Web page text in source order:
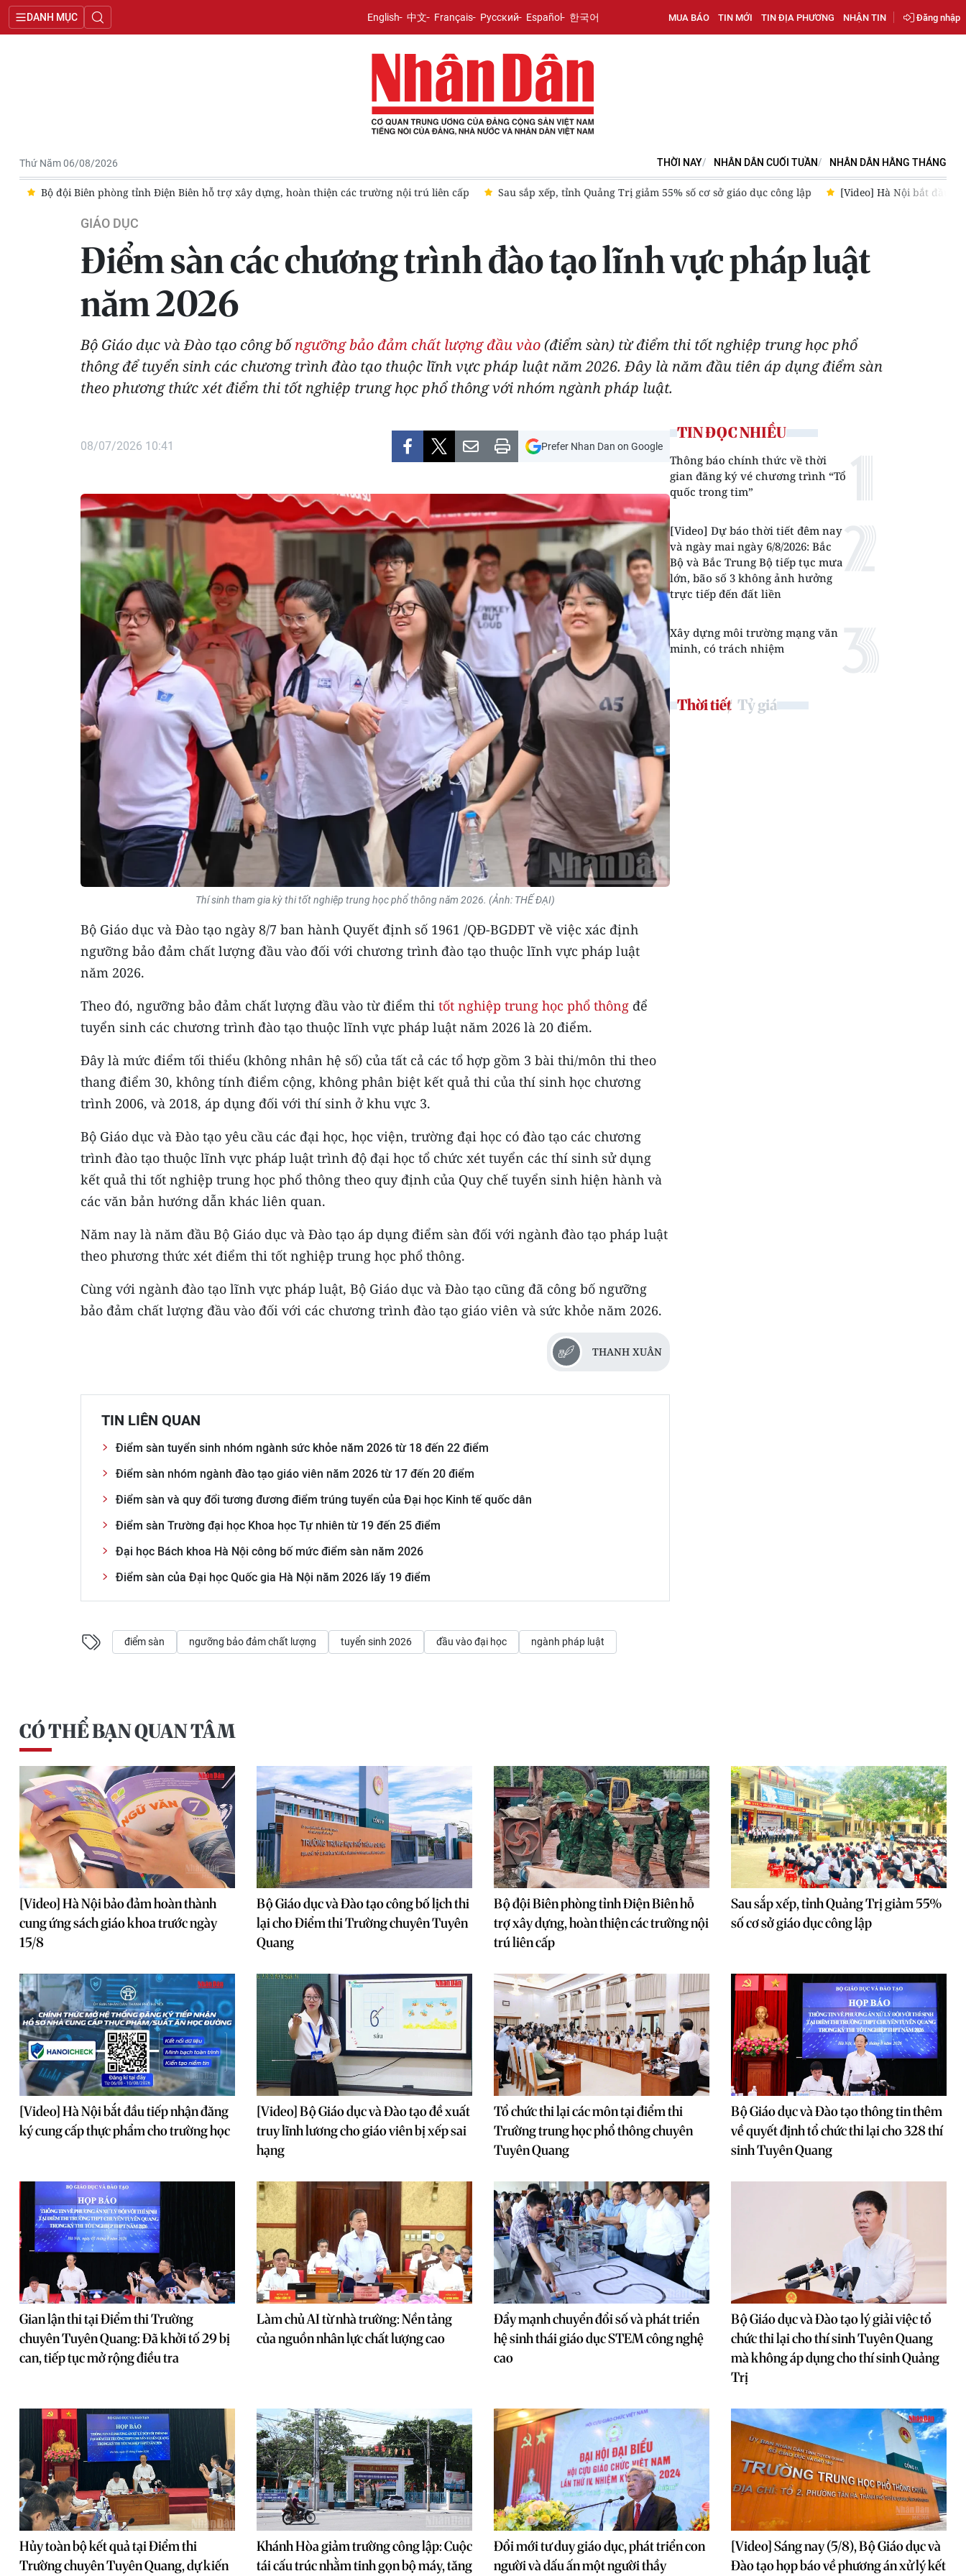
DANH MỤC English 中文 Français Русский Español 한국어 MUA BÁO TIN MỚI TIN ĐỊA PHƯƠNG NHẬN TIN Đăng nhập
Thứ Năm 06/08/2026 THỜI NAY NHÂN DÂN CUỐI TUẦN NHÂN DÂN HẰNG THÁNG
Bộ đội Biên phòng tỉnh Điện Biên hỗ trợ xây dựng, hoàn thiện các trường nội trú liên cấp Sau sắp xếp, tỉnh Quảng Trị giảm 55% số cơ sở giáo dục công lập [Video] Hà Nội bắt đầu
GIÁO DỤC
Điểm sàn các chương trình đào tạo lĩnh vực pháp luật
năm 2026
Bộ Giáo dục và Đào tạo công bốngưỡng bảo đảm chất lượng đầu vào(điểm sàn) từ điểm thi tốt nghiệp trung học phổ
thông để tuyển sinh các chương trình đào tạo thuộc lĩnh vực pháp luật năm 2026. Đây là năm đầu tiên áp dụng điểm sàn
theo phương thức xét điểm thi tốt nghiệp trung học phổ thông với nhóm ngành pháp luật.
08/07/2026 10:41 Prefer Nhan Dan on Google
Thí sinh tham gia kỳ thi tốt nghiệp trung học phổ thông năm 2026. (Ảnh: THẾ ĐẠI)
Bộ Giáo dục và Đào tạo ngày 8/7 ban hành Quyết định số 1961 /QĐ-BGDĐT về việc xác định
ngưỡng bảo đảm chất lượng đầu vào đối với chương trình đào tạo thuộc lĩnh vực pháp luật
năm 2026.
Theo đó, ngưỡng bảo đảm chất lượng đầu vào từ điểm thi tốt nghiệp trung học phổ thông để
tuyển sinh các chương trình đào tạo thuộc lĩnh vực pháp luật năm 2026 là 20 điểm.
Đây là mức điểm tối thiểu (không nhân hệ số) của tất cả các tổ hợp gồm 3 bài thi/môn thi theo
thang điểm 30, không tính điểm cộng, không phân biệt kết quả thi của thí sinh học chương
trình 2006, và 2018, áp dụng đối với thí sinh ở khu vực 3.
Bộ Giáo dục và Đào tạo yêu cầu các đại học, học viện, trường đại học có đào tạo các chương
trình đào tạo thuộc lĩnh vực pháp luật trình độ đại học tổ chức xét tuyển các thí sinh sử dụng
kết quả thi tốt nghiệp trung học phổ thông theo quy định của Quy chế tuyển sinh hiện hành và
các văn bản hướng dẫn khác liên quan.
Năm nay là năm đầu Bộ Giáo dục và Đào tạo áp dụng điểm sàn đối với ngành đào tạo pháp luật
theo phương thức xét điểm thi tốt nghiệp trung học phổ thông.
Cùng với ngành đào tạo lĩnh vực pháp luật, Bộ Giáo dục và Đào tạo cũng đã công bố ngưỡng
bảo đảm chất lượng đầu vào đối với các chương trình đào tạo giáo viên và sức khỏe năm 2026.
THANH XUÂN
TIN LIÊN QUAN
Điểm sàn tuyển sinh nhóm ngành sức khỏe năm 2026 từ 18 đến 22 điểm
Điểm sàn nhóm ngành đào tạo giáo viên năm 2026 từ 17 đến 20 điểm
Điểm sàn và quy đổi tương đương điểm trúng tuyển của Đại học Kinh tế quốc dân
Điểm sàn Trường đại học Khoa học Tự nhiên từ 19 đến 25 điểm
Đại học Bách khoa Hà Nội công bố mức điểm sàn năm 2026
Điểm sàn của Đại học Quốc gia Hà Nội năm 2026 lấy 19 điểm
điểm sàn ngưỡng bảo đảm chất lượng tuyển sinh 2026 đầu vào đại học ngành pháp luật
TIN ĐỌC NHIỀU
Thông báo chính thức về thời
gian đăng ký vé chương trình “Tổ
quốc trong tim”
[Video] Dự báo thời tiết đêm nay
và ngày mai ngày 6/8/2026: Bắc
Bộ và Bắc Trung Bộ tiếp tục mưa
lớn, bão số 3 không ảnh hưởng
trực tiếp đến đất liền
Xây dựng môi trường mạng văn
minh, có trách nhiệm
Thời tiết Tỷ giá
CÓ THỂ BẠN QUAN TÂM
[Video] Hà Nội bảo đảm hoàn thành
cung ứng sách giáo khoa trước ngày
15/8
Bộ Giáo dục và Đào tạo công bố lịch thi
lại cho Điểm thi Trường chuyên Tuyên
Quang
Bộ đội Biên phòng tỉnh Điện Biên hỗ
trợ xây dựng, hoàn thiện các trường nội
trú liên cấp
Sau sắp xếp, tỉnh Quảng Trị giảm 55%
số cơ sở giáo dục công lập
[Video] Hà Nội bắt đầu tiếp nhận đăng
ký cung cấp thực phẩm cho trường học
[Video] Bộ Giáo dục và Đào tạo đề xuất
truy lĩnh lương cho giáo viên bị xếp sai
hạng
Tổ chức thi lại các môn tại điểm thi
Trường trung học phổ thông chuyên
Tuyên Quang
Bộ Giáo dục và Đào tạo thông tin thêm
về quyết định tổ chức thi lại cho 328 thí
sinh Tuyên Quang
Gian lận thi tại Điểm thi Trường
chuyên Tuyên Quang: Đã khởi tố 29 bị
can, tiếp tục mở rộng điều tra
Làm chủ AI từ nhà trường: Nền tảng
của nguồn nhân lực chất lượng cao
Đẩy mạnh chuyển đổi số và phát triển
hệ sinh thái giáo dục STEM công nghệ
cao
Bộ Giáo dục và Đào tạo lý giải việc tổ
chức thi lại cho thí sinh Tuyên Quang
mà không áp dụng cho thí sinh Quảng
Trị
Hủy toàn bộ kết quả tại Điểm thi
Trường chuyên Tuyên Quang, dự kiến
Khánh Hòa giảm trường công lập: Cuộc
tái cấu trúc nhằm tinh gọn bộ máy, tăng
Đổi mới tư duy giáo dục, phát triển con
người và dấu ấn một người thầy
[Video] Sáng nay (5/8), Bộ Giáo dục và
Đào tạo họp báo về phương án xử lý kết